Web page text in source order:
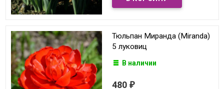
Тюльпан Миранда (Miranda)
5 луковиц
В наличии
480 ₽